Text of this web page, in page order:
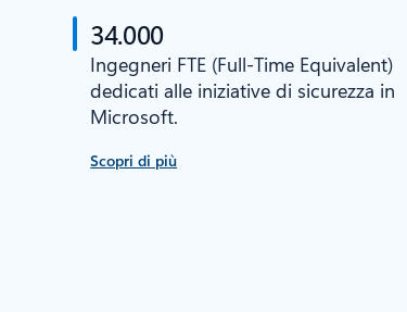
34.000
Ingegneri FTE (Full-Time Equivalent)
dedicati alle iniziative di sicurezza in
Microsoft.
Scopri di più